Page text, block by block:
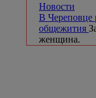
Новости
В Череповце
общежития
женщина.